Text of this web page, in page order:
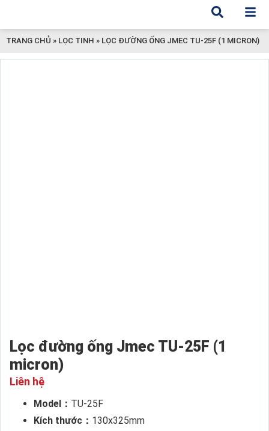
TRANG CHỦ » LỌC TINH » LỌC ĐƯỜNG ỐNG JMEC TU-25F (1 MICRON)
Lọc đường ống Jmec TU-25F (1
micron)
Liên hệ
Model： TU-25F
Kích thước： 130x325mm